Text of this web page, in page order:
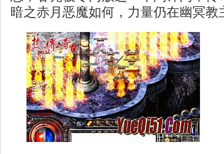
暗之赤月恶魔如何，力量仍在幽冥教